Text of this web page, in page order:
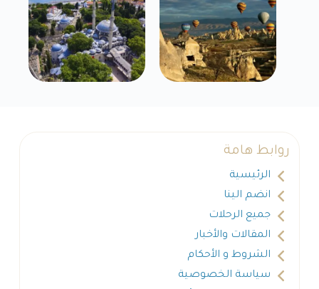
روابط هامة
الرئيسية
انضم الينا
جميع الرحلات
المقالات والأخبار
الشروط و الأحكام
سياسة الخصوصية